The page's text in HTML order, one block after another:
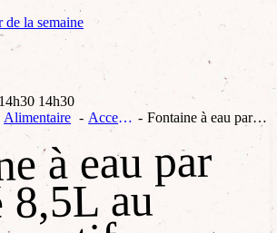
de la semaine
14h30
Alimentaire Accessoires Fontaine à eau par gravité 8,5L au charbon actif
à eau par
8,5L au